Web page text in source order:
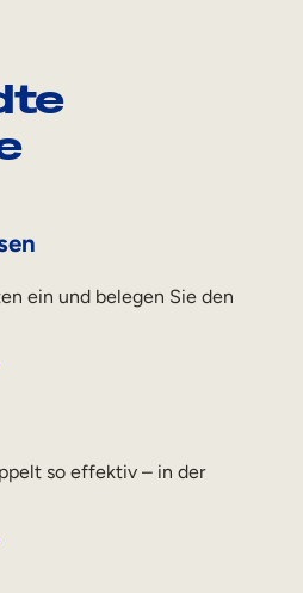
ein und belegen Sie den
so effektiv – in der